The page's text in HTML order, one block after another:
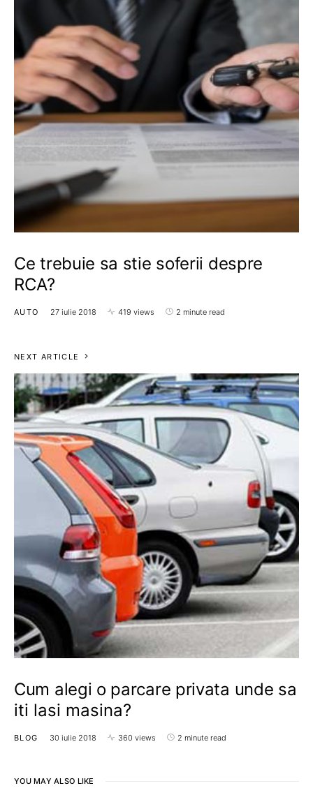
Ce trebuie sa stie soferii despre
RCA?
AUTO 27 iulie 2018 419 views 2 minute read
NEXT ARTICLE
Cum alegi o parcare privata unde sa
iti lasi masina?
BLOG 30 iulie 2018 360 views 2 minute read
YOU MAY ALSO LIKE